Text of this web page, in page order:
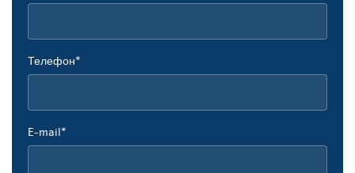
Телефон*
E-mail*